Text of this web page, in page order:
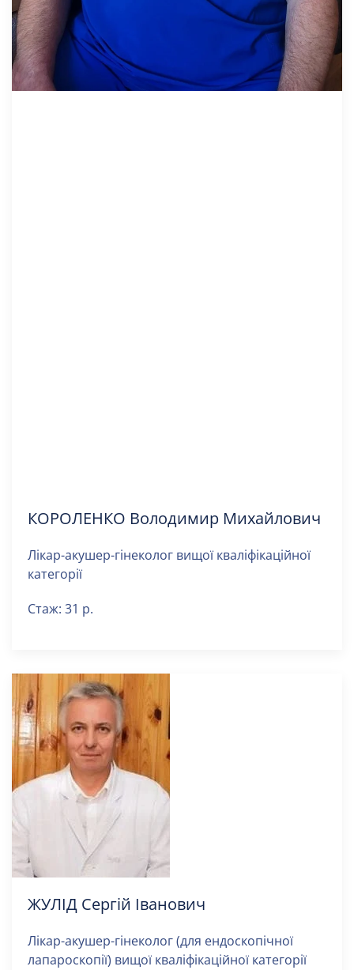
КОРОЛЕНКО Володимир Михайлович
Лікар-акушер-гінеколог вищої кваліфікаційної
категорії
Стаж: 31 р.
ЖУЛІД Сергій Іванович
Лікар-акушер-гінеколог (для ендоскопічної
лапароскопії) вищої кваліфікаційної категорії